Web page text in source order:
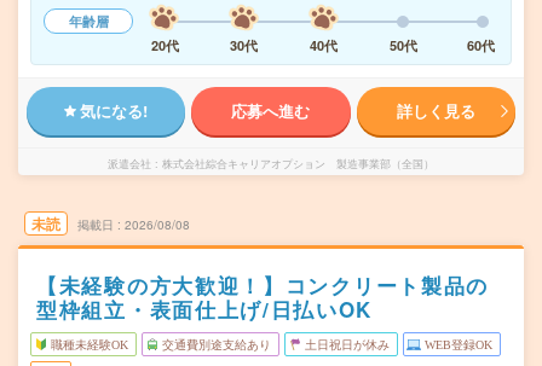
年齢層
20代
30代 40代 50代 60代
気になる! 応募へ進む 詳しく見る
派遣会社 株式会社綜合キャリアオプション 製造事業部（全国）
未読 掲載日 2026/08/08
【未経験の方大歓迎！】コンクリート製品の
型枠組立・表面仕上げ/日払いOK
職種未経験OK 交通費別途支給あり 土日祝日が休み WEB登録OK